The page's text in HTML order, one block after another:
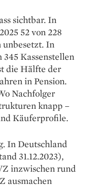
sichtbar. In
52 von 228
unbesetzt. In
Kassenstellen
die Hälfte der
in Pension.
Nachfolger
knapp –
Käuferprofile.
In Deutschland
31.12.2023),
inzwischen rund
ausmachen